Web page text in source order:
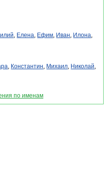
, Елена, Ефим, Иван, Илона,
, Константин, Михаил, Николай,
по именам